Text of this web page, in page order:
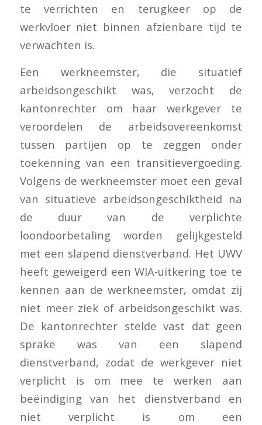
te verrichten en terugkeer op de
werkvloer niet binnen afzienbare tijd te
verwachten is.
Een werkneemster, die situatief
arbeidsongeschikt was, verzocht de
kantonrechter om haar werkgever te
veroordelen de arbeidsovereenkomst
tussen partijen op te zeggen onder
toekenning van een transitievergoeding.
Volgens de werkneemster moet een geval
van situatieve arbeidsongeschiktheid na
de duur van de verplichte
loondoorbetaling worden gelijkgesteld
met een slapend dienstverband. Het UWV
heeft geweigerd een WIA-uitkering toe te
kennen aan de werkneemster, omdat zij
niet meer ziek of arbeidsongeschikt was.
De kantonrechter stelde vast dat geen
sprake was van een slapend
dienstverband, zodat de werkgever niet
verplicht is om mee te werken aan
beëindiging van het dienstverband en
niet verplicht is om een